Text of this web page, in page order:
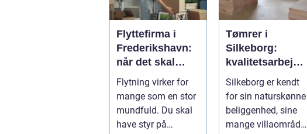
Flyttefirma i
Frederikshavn:
når det skal
være nemt at
komme videre
Flytning virker for
mange som en stor
mundfuld. Du skal
have styr på
Tømrer i
Silkeborg:
kvalitetsarbejde
til
overkommelige
priser
Silkeborg er kendt
for sin naturskønne
beliggenhed, sine
mange villaområder